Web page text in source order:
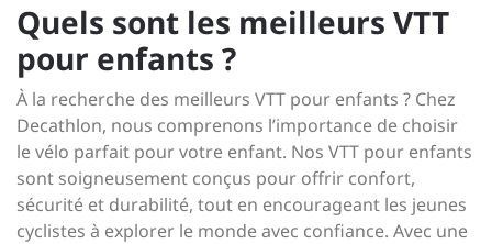
Quels sont les meilleurs VTT
pour enfants ?
À la recherche des meilleurs VTT pour enfants ? Chez
Decathlon, nous comprenons l’importance de choisir
le vélo parfait pour votre enfant. Nos VTT pour enfants
sont soigneusement conçus pour offrir confort,
sécurité et durabilité, tout en encourageant les jeunes
cyclistes à explorer le monde avec confiance. Avec une